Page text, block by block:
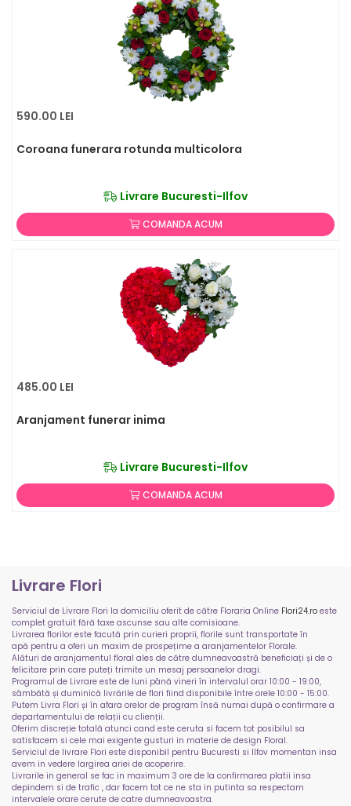
590.00 LEI
Coroana funerara rotunda multicolora
Livrare Bucuresti-Ilfov
COMANDA ACUM
485.00 LEI
Aranjament funerar inima
Livrare Bucuresti-Ilfov
COMANDA ACUM
Livrare Flori
Serviciul de Livrare Flori la domiciliu oferit de către Floraria Online Flori24.ro este
complet gratuit fără taxe ascunse sau alte comisioane.
Livrarea florilor este facută prin curieri proprii, florile sunt transportate în
apă pentru a oferi un maxim de prospețime a aranjamentelor Florale.
Alături de aranjamentul floral ales de către dumneavoastră beneficiați și de o
felicitare prin care puteți trimite un mesaj persoanelor dragi.
Programul de Livrare este de luni până vineri în intervalul orar 10:00 - 19:00,
sâmbătă și duminică livrările de flori fiind disponibile între orele 10:00 - 15:00.
Putem Livra Flori și în afara orelor de program însă numai după o confirmare a
departamentului de relații cu clienții.
Oferim discreție totală atunci cand este ceruta si facem tot posibilul sa
satisfacem si cele mai exigente gusturi in materie de design Floral.
Serviciul de livrare Flori este disponibil pentru Bucuresti si Ilfov momentan insa
avem in vedere largirea ariei de acoperire.
Livrarile in general se fac in maximum 3 ore de la confirmarea platii insa
depindem si de trafic , dar facem tot ce ne sta in putinta sa respectam
intervalele orare cerute de catre dumneavoastra.